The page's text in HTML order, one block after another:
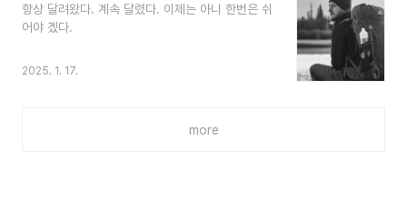
항상 달려왔다. 계속 달렸다. 이제는 아니 한번은 쉬
어야 겠다.
2025. 1. 17.
more